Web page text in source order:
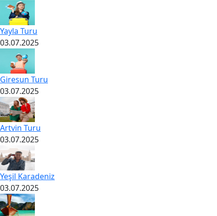
Yayla Turu
03.07.2025
Giresun Turu
03.07.2025
Artvin Turu
03.07.2025
Yeşil Karadeniz
03.07.2025